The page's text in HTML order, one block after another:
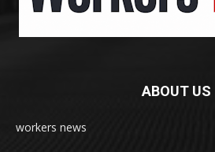
ABOUT US
workers news